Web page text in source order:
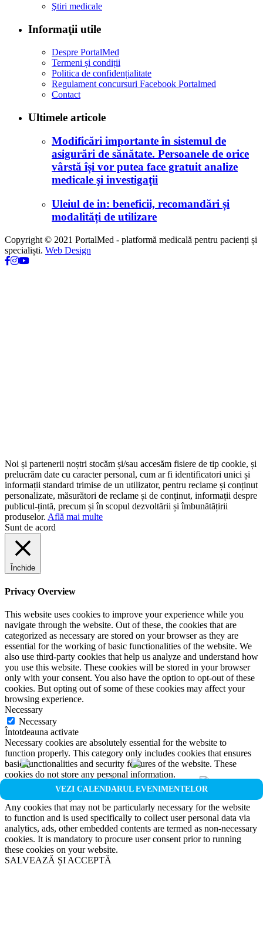
VEZI CALENDARUL EVENIMENTELOR
Ştiri medicale
Informaţii utile
Despre PortalMed
Termeni și condiții
Politica de confidențialitate
Regulament concursuri Facebook Portalmed
Contact
Ultimele articole
Modificări importante în sistemul de
asigurări de sănătate. Persoanele de orice
vârstă își vor putea face gratuit analize
medicale şi investigaţii
Uleiul de in: beneficii, recomandări și
modalități de utilizare
Copyright © 2021 PortalMed - platformă medicală pentru pacienți și
specialiști. Web Design
Noi și partenerii noștri stocăm și/sau accesăm fisiere de tip cookie, și
prelucrăm date cu caracter personal, cum ar fi identificatori unici și
informații standard trimise de un utilizator, pentru reclame și conținut
personalizate, măsurători de reclame și de conținut, informații despre
publicul-țintă, precum și în scopul dezvoltării și îmbunătățirii
produselor. Află mai multe
Sunt de acord
Închide
Privacy Overview
This website uses cookies to improve your experience while you
navigate through the website. Out of these, the cookies that are
categorized as necessary are stored on your browser as they are
essential for the working of basic functionalities of the website. We
also use third-party cookies that help us analyze and understand how
you use this website. These cookies will be stored in your browser
only with your consent. You also have the option to opt-out of these
cookies. But opting out of some of these cookies may affect your
browsing experience.
Necessary
Necessary
Întotdeauna activate
Necessary cookies are absolutely essential for the website to
function properly. This category only includes cookies that ensures
basic functionalities and security features of the website. These
cookies do not store any personal information.
Non-necessary
Any cookies that may not be particularly necessary for the website
to function and is used specifically to collect user personal data via
analytics, ads, other embedded contents are termed as non-necessary
cookies. It is mandatory to procure user consent prior to running
these cookies on your website.
SALVEAZĂ ȘI ACCEPTĂ